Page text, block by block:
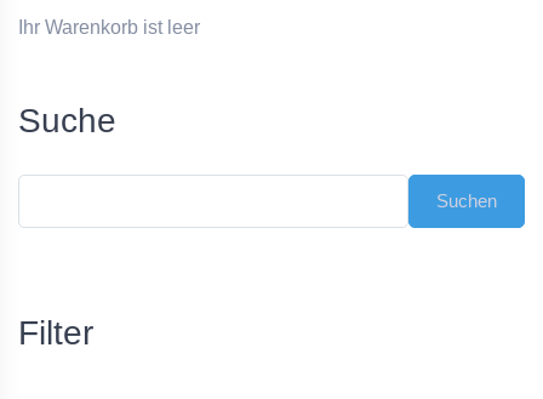
Ihr Warenkorb ist leer
Suche
Filter